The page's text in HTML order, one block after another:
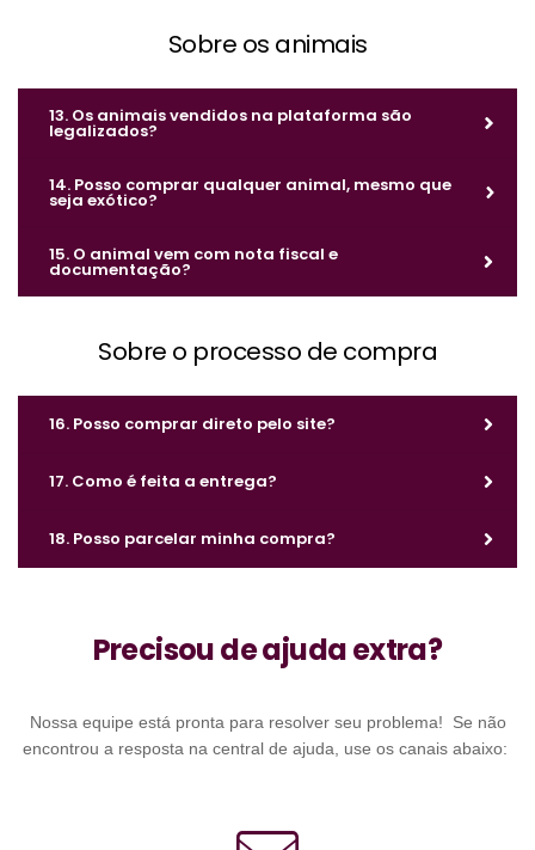
Sobre os animais
13. Os animais vendidos na plataforma são
legalizados?
14. Posso comprar qualquer animal, mesmo que
seja exótico?
15. O animal vem com nota fiscal e
documentação?
Sobre o processo de compra
16. Posso comprar direto pelo site?
17. Como é feita a entrega?
18. Posso parcelar minha compra?
Precisou de ajuda extra?
Nossa equipe está pronta para resolver seu problema! Se não
encontrou a resposta na central de ajuda, use os canais abaixo: